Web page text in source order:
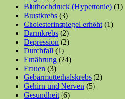
Bluthochdruck (Hypertonie) (1)
Brustkrebs (3)
Cholesterinspiegel erhöht (1)
Darmkrebs (2)
Depression (2)
Durchfall (1)
Ernährung (24)
Frauen (3)
Gebärmutterhalskrebs (2)
Gehirn und Nerven (5)
Gesundheit (6)